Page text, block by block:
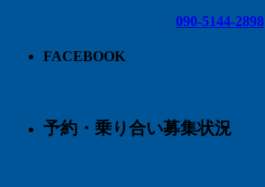
090-5144-2898
FACEBOOK
予約・乗り合い募集状況